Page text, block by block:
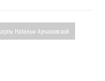
Натальи Арчаковской